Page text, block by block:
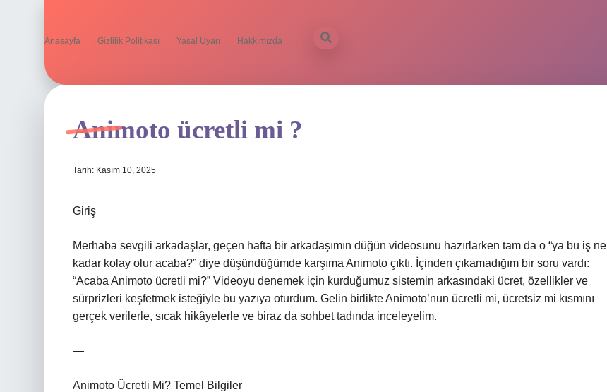
Anasayfa Gizlilik Politikası Yasal Uyarı Hakkımızda
Animoto ücretli mi ?
Tarih: Kasım 10, 2025
Giriş
Merhaba sevgili arkadaşlar, geçen hafta bir arkadaşımın düğün videosunu hazırlarken tam da o “ya bu iş ne
kadar kolay olur acaba?” diye düşündüğümde karşıma Animoto çıktı. İçinden çıkamadığım bir soru vardı:
“Acaba Animoto ücretli mi?” Videoyu denemek için kurduğumuz sistemin arkasındaki ücret, özellikler ve
sürprizleri keşfetmek isteğiyle bu yazıya oturdum. Gelin birlikte Animoto’nun ücretli mi, ücretsiz mi kısmını
gerçek verilerle, sıcak hikâyelerle ve biraz da sohbet tadında inceleyelim.
—
Animoto Ücretli Mi? Temel Bilgiler